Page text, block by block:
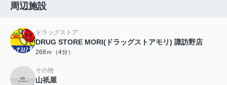
周辺施設
ドラッグストア
DRUG STORE MORI(ドラッグストアモリ) 諏訪野店
268ｍ（4分）
その他
山祇屋